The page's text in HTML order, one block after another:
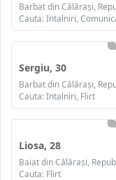
Sergiu, 30
Cauta: Intalniri, Flirt
Liosa, 28
Cauta: Flirt